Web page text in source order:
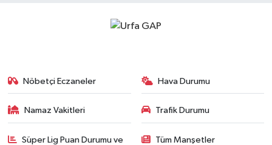
Nöbetçi Eczaneler Hava Durumu
Namaz Vakitleri Trafik Durumu
Süper Lig Puan Durumu ve
Tüm Manşetler